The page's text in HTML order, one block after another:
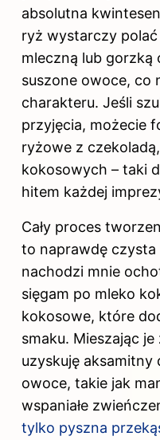
absolutna
ryż wystarczy
mleczną lub
suszone owoce, co
charakteru. Jeśli
przyjęcia, możecie
ryżowe z
kokosowych – taki
hitem każdej
Cały proces
to naprawdę
nachodzi mnie
sięgam po mleko
kokosowe, które
smaku. Mieszając
uzyskuję aksamitny
owoce, takie jak
wspaniałe
tylko pyszna